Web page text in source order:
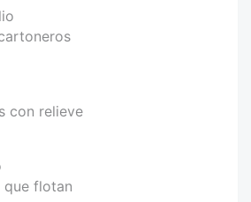
con relieve
que flotan